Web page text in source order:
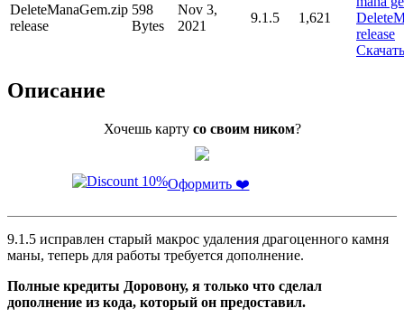
DeleteManaGem.zip
release
598
Bytes
Nov 3,
2021
9.1.5 1,621
Скачать
Описание
Хочешь карту со своим ником?
Оформить ❤️
9.1.5 исправлен старый макрос удаления драгоценного камня
маны, теперь для работы требуется дополнение.
Полные кредиты Доровону, я только что сделал
дополнение из кода, который он предоставил.